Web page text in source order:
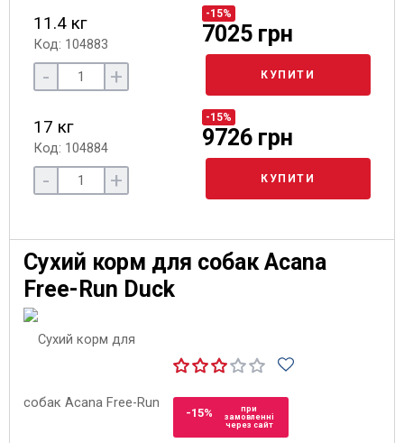
11.4 кг
Код: 104883
-15%
7025 грн
- + КУПИТИ
17 кг
Код: 104884
-15%
9726 грн
- + КУПИТИ
Сухий корм для собак Acana
Free-Run Duck
-15%
при
замовленні
через сайт